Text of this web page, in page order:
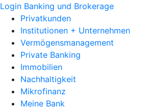
Login Banking und Brokerage
Privatkunden
Institutionen + Unternehmen
Vermögensmanagement
Private Banking
Immobilien
Nachhaltigkeit
Mikrofinanz
Meine Bank